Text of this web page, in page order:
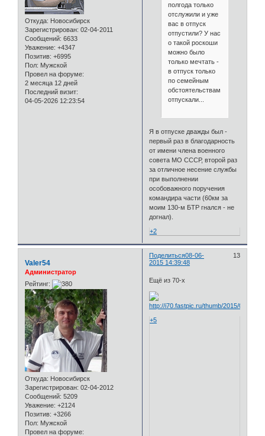
Откуда: Новосибирск
Зарегистрирован: 02-04-2011
Сообщений: 6633
Уважение: +4347
Позитив: +6995
Пол: Мужской
Провел на форуме:
2 месяца 12 дней
Последний визит:
04-05-2026 12:23:54
полгода только
отслужили и уже
вас в отпуск
отпустили? У нас
о такой роскоши
можно было
только мечтать -
в отпуск только
по семейным
обстоятельствам
отпускали...
Я в отпуске дважды был -
первый раз в благодарность
от имени члена военного
совета МО СССР, второй раз
за отличное несение службы
при выполнении
особоважного поручения
командира части (60км за
моим 130-м БТР гнался - не
догнал).
+2
Поделиться 13
08-06-
2015 14:39:48
Valer54
Администратор
Рейтинг:
Откуда: Новосибирск
Зарегистрирован: 02-04-2012
Сообщений: 5209
Уважение: +2124
Позитив: +3266
Пол: Мужской
Провел на форуме:
Ещё из 70-х
+5